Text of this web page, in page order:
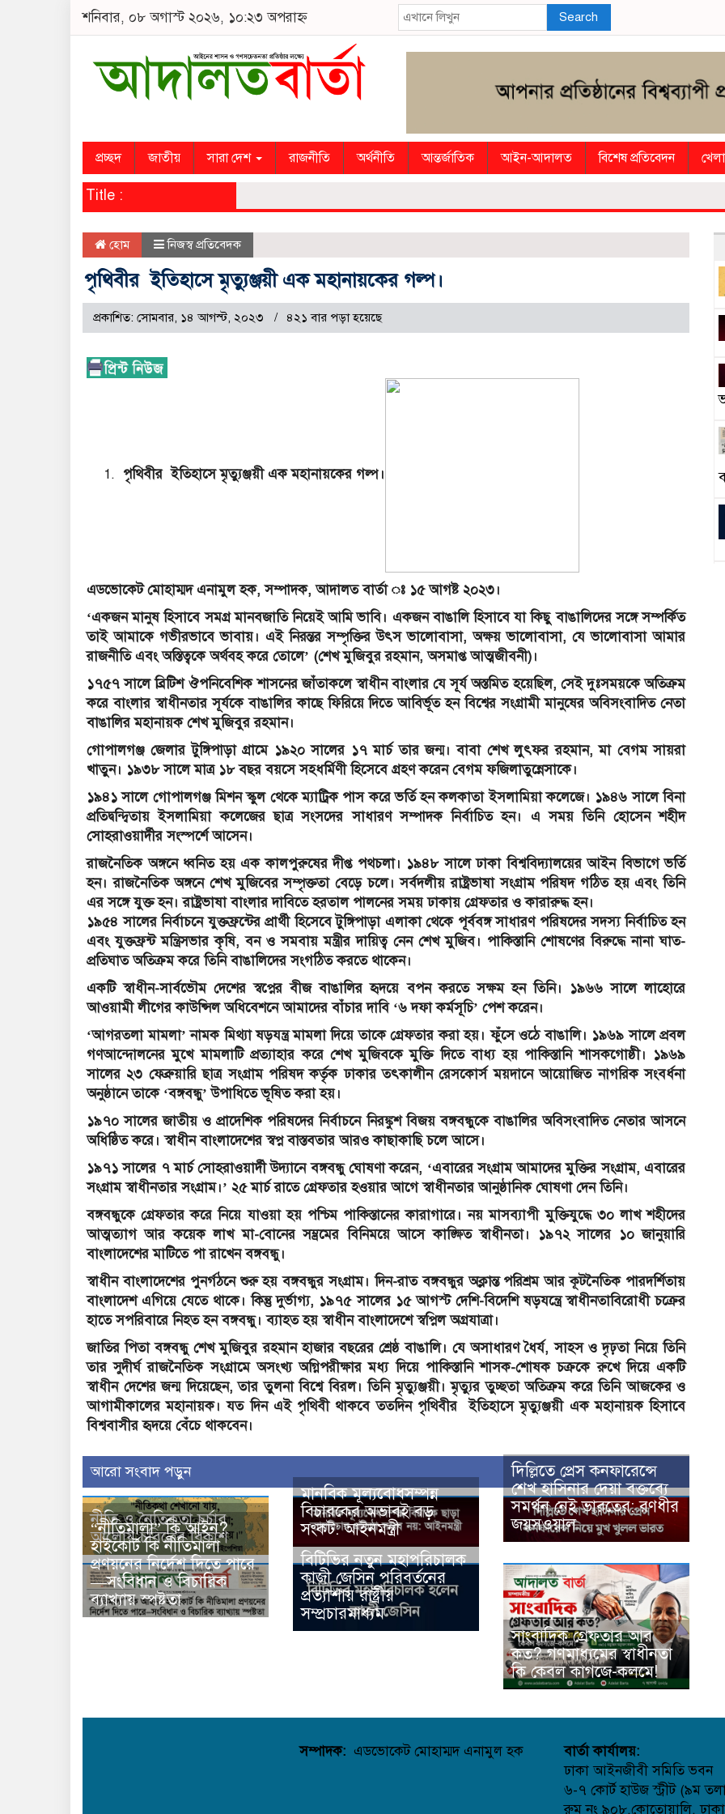
শনিবার, ০৮ অগাস্ট ২০২৬, ১০:২৩ অপরাহ্ন Search
প্রচ্ছদ জাতীয় সারা দেশ রাজনীতি অর্থনীতি আন্তর্জাতিক আইন-আদালত বিশেষ প্রতিবেদন
Title :
হোম নিজস্ব প্রতিবেদক
পৃথিবীর ইতিহাসে মৃত্যুঞ্জয়ী এক মহানায়কের গল্প।
প্রকাশিত: সোমবার, ১৪ আগস্ট, ২০২৩ ৪২১ বার পড়া হয়েছে
পৃথিবীর ইতিহাসে মৃত্যুঞ্জয়ী এক মহানায়কের গল্প।
এডভোকেট মোহাম্মদ এনামুল হক, সম্পাদক, আদালত বার্তা ঃ ১৫ আগষ্ট ২০২৩।
‘একজন মানুষ হিসাবে সমগ্র মানবজাতি নিয়েই আমি ভাবি। একজন বাঙালি হিসাবে যা কিছু বাঙালিদের সঙ্গে সম্পর্কিত
তাই আমাকে গভীরভাবে ভাবায়। এই নিরন্তর সম্পৃক্তির উৎস ভালোবাসা, অক্ষয় ভালোবাসা, যে ভালোবাসা আমার
রাজনীতি এবং অস্তিত্বকে অর্থবহ করে তোলে’ (শেখ মুজিবুর রহমান, অসমাপ্ত আত্মজীবনী)।
১৭৫৭ সালে ব্রিটিশ ঔপনিবেশিক শাসনের জাঁতাকলে স্বাধীন বাংলার যে সূর্য অস্তমিত হয়েছিল, সেই দুঃসময়কে অতিক্রম
করে বাংলার স্বাধীনতার সূর্যকে বাঙালির কাছে ফিরিয়ে দিতে আবির্ভূত হন বিশ্বের সংগ্রামী মানুষের অবিসংবাদিত নেতা
বাঙালির মহানায়ক শেখ মুজিবুর রহমান।
গোপালগঞ্জ জেলার টুঙ্গিপাড়া গ্রামে ১৯২০ সালের ১৭ মার্চ তার জন্ম। বাবা শেখ লুৎফর রহমান, মা বেগম সায়রা
খাতুন। ১৯৩৮ সালে মাত্র ১৮ বছর বয়সে সহধর্মিণী হিসেবে গ্রহণ করেন বেগম ফজিলাতুন্নেসাকে।
১৯৪১ সালে গোপালগঞ্জ মিশন স্কুল থেকে ম্যাট্রিক পাস করে ভর্তি হন কলকাতা ইসলামিয়া কলেজে। ১৯৪৬ সালে বিনা
প্রতিদ্বন্দ্বিতায় ইসলামিয়া কলেজের ছাত্র সংসদের সাধারণ সম্পাদক নির্বাচিত হন। এ সময় তিনি হোসেন শহীদ
সোহরাওয়ার্দীর সংস্পর্শে আসেন।
রাজনৈতিক অঙ্গনে ধ্বনিত হয় এক কালপুরুষের দীপ্ত পথচলা। ১৯৪৮ সালে ঢাকা বিশ্ববিদ্যালয়ের আইন বিভাগে ভর্তি
হন। রাজনৈতিক অঙ্গনে শেখ মুজিবের সম্পৃক্ততা বেড়ে চলে। সর্বদলীয় রাষ্ট্রভাষা সংগ্রাম পরিষদ গঠিত হয় এবং তিনি
এর সঙ্গে যুক্ত হন। রাষ্ট্রভাষা বাংলার দাবিতে হরতাল পালনের সময় ঢাকায় গ্রেফতার ও কারারুদ্ধ হন।
১৯৫৪ সালের নির্বাচনে যুক্তফ্রন্টের প্রার্থী হিসেবে টুঙ্গিপাড়া এলাকা থেকে পূর্ববঙ্গ সাধারণ পরিষদের সদস্য নির্বাচিত হন
এবং যুক্তফ্রন্ট মন্ত্রিসভার কৃষি, বন ও সমবায় মন্ত্রীর দায়িত্ব নেন শেখ মুজিব। পাকিস্তানি শোষণের বিরুদ্ধে নানা ঘাত-
প্রতিঘাত অতিক্রম করে তিনি বাঙালিদের সংগঠিত করতে থাকেন।
একটি স্বাধীন-সার্বভৌম দেশের স্বপ্নের বীজ বাঙালির হৃদয়ে বপন করতে সক্ষম হন তিনি। ১৯৬৬ সালে লাহোরে
আওয়ামী লীগের কাউন্সিল অধিবেশনে আমাদের বাঁচার দাবি ‘৬ দফা কর্মসূচি’ পেশ করেন।
‘আগরতলা মামলা’ নামক মিথ্যা ষড়যন্ত্র মামলা দিয়ে তাকে গ্রেফতার করা হয়। ফুঁসে ওঠে বাঙালি। ১৯৬৯ সালে প্রবল
গণআন্দোলনের মুখে মামলাটি প্রত্যাহার করে শেখ মুজিবকে মুক্তি দিতে বাধ্য হয় পাকিস্তানি শাসকগোষ্ঠী। ১৯৬৯
সালের ২৩ ফেব্রুয়ারি ছাত্র সংগ্রাম পরিষদ কর্তৃক ঢাকার তৎকালীন রেসকোর্স ময়দানে আয়োজিত নাগরিক সংবর্ধনা
অনুষ্ঠানে তাকে ‘বঙ্গবন্ধু’ উপাধিতে ভূষিত করা হয়।
১৯৭০ সালের জাতীয় ও প্রাদেশিক পরিষদের নির্বাচনে নিরঙ্কুশ বিজয় বঙ্গবন্ধুকে বাঙালির অবিসংবাদিত নেতার আসনে
অধিষ্ঠিত করে। স্বাধীন বাংলাদেশের স্বপ্ন বাস্তবতার আরও কাছাকাছি চলে আসে।
১৯৭১ সালের ৭ মার্চ সোহরাওয়ার্দী উদ্যানে বঙ্গবন্ধু ঘোষণা করেন, ‘এবারের সংগ্রাম আমাদের মুক্তির সংগ্রাম, এবারের
সংগ্রাম স্বাধীনতার সংগ্রাম।’ ২৫ মার্চ রাতে গ্রেফতার হওয়ার আগে স্বাধীনতার আনুষ্ঠানিক ঘোষণা দেন তিনি।
বঙ্গবন্ধুকে গ্রেফতার করে নিয়ে যাওয়া হয় পশ্চিম পাকিস্তানের কারাগারে। নয় মাসব্যাপী মুক্তিযুদ্ধে ৩০ লাখ শহীদের
আত্মত্যাগ আর কয়েক লাখ মা-বোনের সম্ভ্রমের বিনিময়ে আসে কাঙ্ক্ষিত স্বাধীনতা। ১৯৭২ সালের ১০ জানুয়ারি
বাংলাদেশের মাটিতে পা রাখেন বঙ্গবন্ধু।
স্বাধীন বাংলাদেশের পুনর্গঠনে শুরু হয় বঙ্গবন্ধুর সংগ্রাম। দিন-রাত বঙ্গবন্ধুর অক্লান্ত পরিশ্রম আর কূটনৈতিক পারদর্শিতায়
বাংলাদেশ এগিয়ে যেতে থাকে। কিন্তু দুর্ভাগ্য, ১৯৭৫ সালের ১৫ আগস্ট দেশি-বিদেশি ষড়যন্ত্রে স্বাধীনতাবিরোধী চক্রের
হাতে সপরিবারে নিহত হন বঙ্গবন্ধু। ব্যাহত হয় স্বাধীন বাংলাদেশে স্বপ্নিল অগ্রযাত্রা।
জাতির পিতা বঙ্গবন্ধু শেখ মুজিবুর রহমান হাজার বছরের শ্রেষ্ঠ বাঙালি। যে অসাধারণ ধৈর্য, সাহস ও দৃঢ়তা নিয়ে তিনি
তার সুদীর্ঘ রাজনৈতিক সংগ্রামে অসংখ্য অগ্নিপরীক্ষার মধ্য দিয়ে পাকিস্তানি শাসক-শোষক চক্রকে রুখে দিয়ে একটি
স্বাধীন দেশের জন্ম দিয়েছেন, তার তুলনা বিশ্বে বিরল। তিনি মৃত্যুঞ্জয়ী। মৃত্যুর তুচ্ছতা অতিক্রম করে তিনি আজকের ও
আগামীকালের মহানায়ক। যত দিন এই পৃথিবী থাকবে ততদিন পৃথিবীর ইতিহাসে মৃত্যুঞ্জয়ী এক মহানায়ক হিসাবে
বিশ্ববাসীর হৃদয়ে বেঁচে থাকবেন।
আরো সংবাদ পড়ুন
নীতি ও নৈতিকতা চর্চার
আলোয় চরিত্রের বিকাশ
মানবিক মূল্যবোধসম্পন্ন
বিচারকের অভাবই বড়
সংকট: আইনমন্ত্রী
দিল্লিতে প্রেস কনফারেন্সে
শেখ হাসিনার দেয়া বক্তব্যে
সমর্থন নেই ভারতের: রণধীর
জয়সওয়াল
“নীতিমালা” কি আইন?
হাইকোর্ট কি নীতিমালা
প্রণয়নের নির্দেশ দিতে পারে
—সংবিধান ও বিচারিক
ব্যাখ্যায় স্পষ্টতা
বিটিভির নতুন মহাপরিচালক
কাজী জেসিন পরিবর্তনের
প্রত্যাশায় রাষ্ট্রীয়
সম্প্রচারমাধ্যম
সাংবাদিক গ্রেফতার আর
কত? গণমাধ্যমের স্বাধীনতা
কি কেবল কাগজে-কলমে!
সম্পাদক: এডভোকেট মোহাম্মদ এনামুল হক
বার্তা কার্যালয়:
ঢাকা আইনজীবী সমিতি ভবন
৬-৭ কোর্ট হাউজ স্ট্রীট (৯ম
রুম নং ৯০৮,কোতোয়ালি,